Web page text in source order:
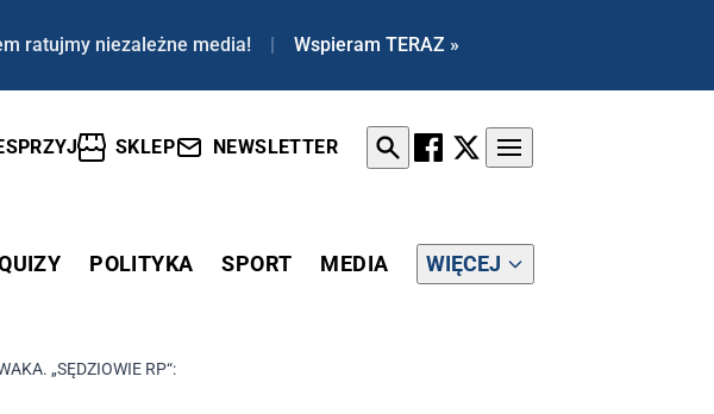
ratujmy niezależne media! | Wspieram TERAZ »
SKLEP NEWSLETTER
POLITYKA SPORT MEDIA WIĘCEJ
„SĘDZIOWIE RP“: POLITYCZNA PRESJA BEZ PRECEDENSU